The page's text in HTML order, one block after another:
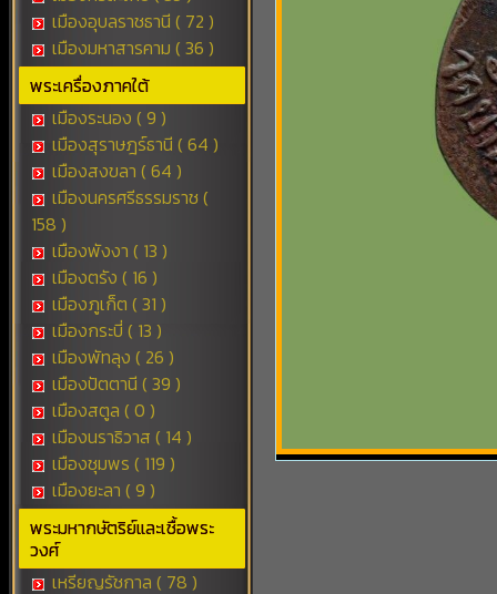
เมืองอุบลราชธานี ( 72 )
เมืองมหาสารคาม ( 36 )
พระเครื่องภาคใต้
เมืองระนอง ( 9 )
เมืองสุราษฎร์ธานี ( 64 )
เมืองสงขลา ( 64 )
เมืองนครศรีธรรมราช (
158 )
เมืองพังงา ( 13 )
เมืองตรัง ( 16 )
เมืองภูเก็ต ( 31 )
เมืองกระบี่ ( 13 )
เมืองพัทลุง ( 26 )
เมืองปัตตานี ( 39 )
เมืองสตูล ( 0 )
เมืองนราธิวาส ( 14 )
เมืองชุมพร ( 119 )
เมืองยะลา ( 9 )
พระมหากษัตริย์และเชื้อพระ
วงศ์
เหรียญรัชกาล ( 78 )